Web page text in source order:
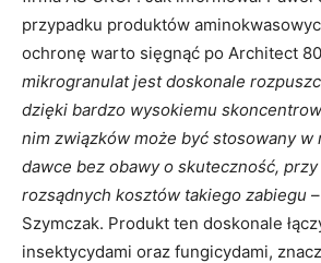
przypadku produktów
ochronę warto sięgnąć po Architect
mikrogranulat jest doskonale
dzięki bardzo wysokiemu
nim związków może być stosowany w
dawce bez obawy o skuteczność,
rozsądnych kosztów takiego zabiegu
Szymczak. Produkt ten doskonale
insektycydami oraz fungicydami,